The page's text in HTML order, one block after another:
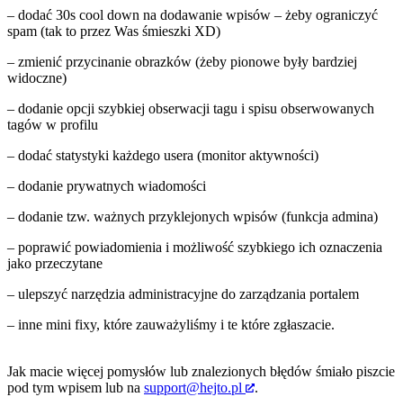
– dodać 30s cool down na dodawanie wpisów – żeby ograniczyć
spam (tak to przez Was śmieszki XD)
– zmienić przycinanie obrazków (żeby pionowe były bardziej
widoczne)
– dodanie opcji szybkiej obserwacji tagu i spisu obserwowanych
tagów w profilu
– dodać statystyki każdego usera (monitor aktywności)
– dodanie prywatnych wiadomości
– dodanie tzw. ważnych przyklejonych wpisów (funkcja admina)
– poprawić powiadomienia i możliwość szybkiego ich oznaczenia
jako przeczytane
– ulepszyć narzędzia administracyjne do zarządzania portalem
– inne mini fixy, które zauważyliśmy i te które zgłaszacie.
Jak macie więcej pomysłów lub znalezionych błędów śmiało piszcie
pod tym wpisem lub na support@hejto.pl .